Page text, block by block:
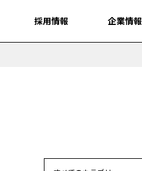
採用情報
採用情報 企業情報
企業情報
カ